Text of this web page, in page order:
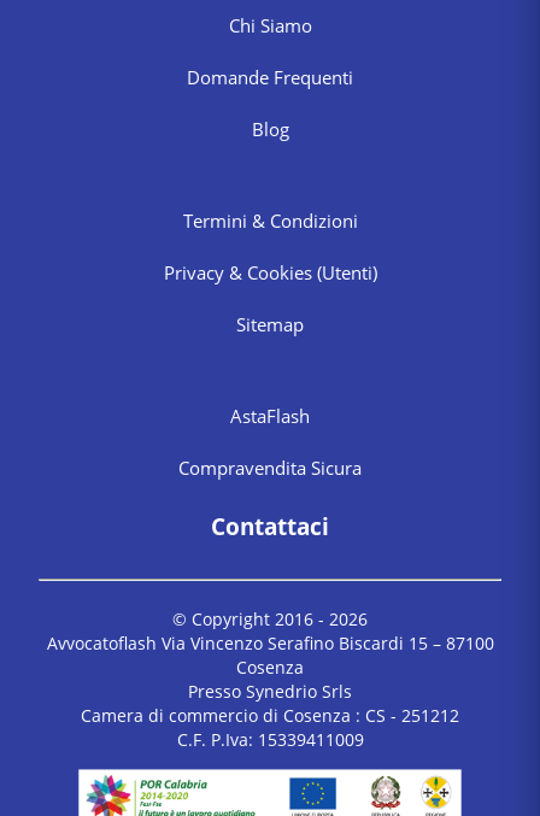
Chi Siamo
Domande Frequenti
Blog
Termini & Condizioni
Privacy & Cookies (Utenti)
Sitemap
AstaFlash
Compravendita Sicura
Contattaci
© Copyright 2016 - 2026
Avvocatoflash Via Vincenzo Serafino Biscardi 15 – 87100
Cosenza
Presso Synedrio Srls
Camera di commercio di Cosenza : CS - 251212
C.F. P.Iva: 15339411009